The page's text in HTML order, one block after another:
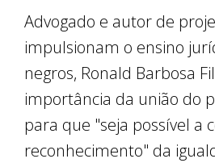
Advogado e autor de
impulsionam o ensino
negros, Ronald Barbosa
importância da união do
para que "seja possível a
reconhecimento" da